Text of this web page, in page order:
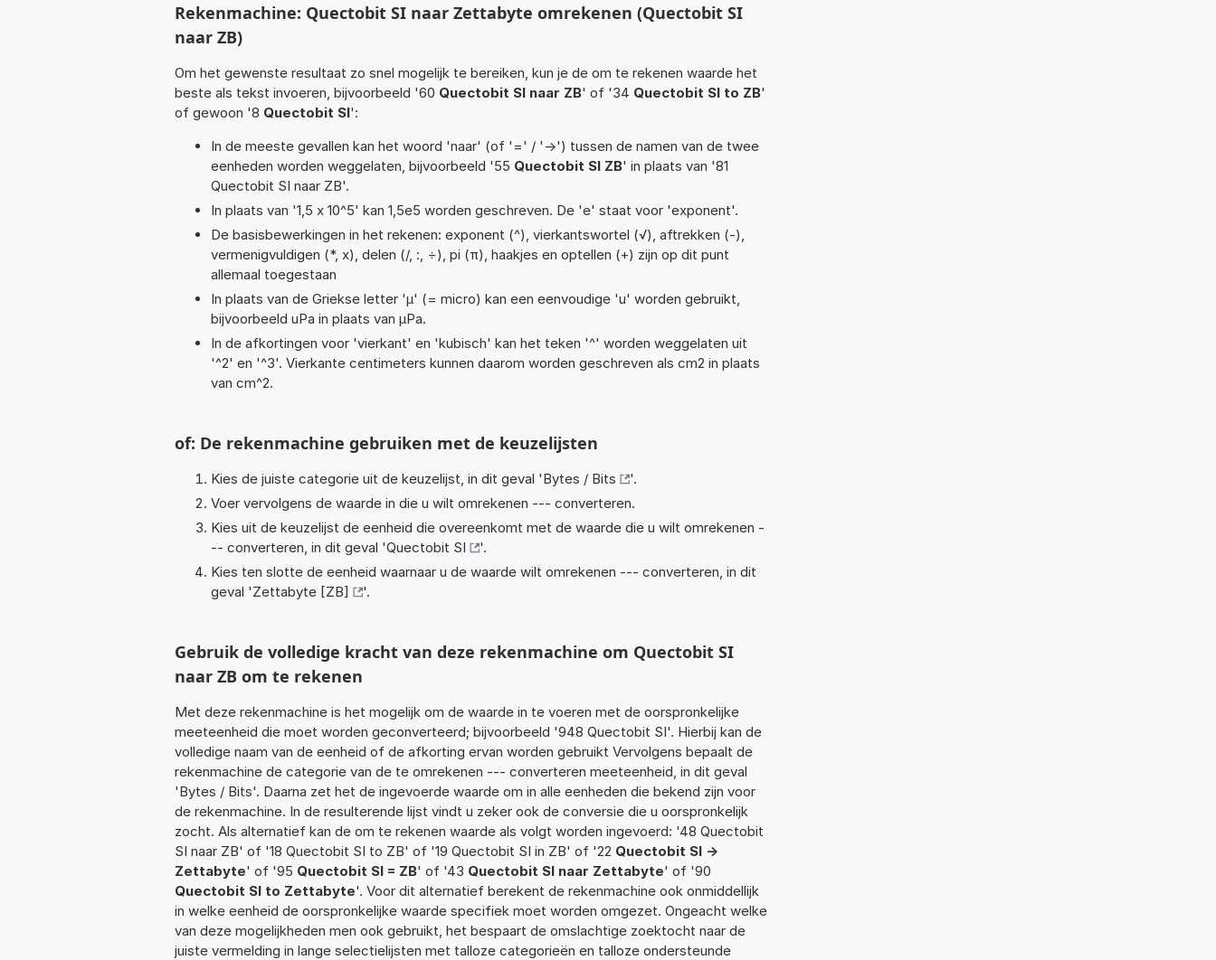
Rekenmachine: Quectobit SI naar Zettabyte omrekenen (Quectobit SI
naar ZB)
Om het gewenste resultaat zo snel mogelijk te bereiken, kun je de om te rekenen waarde het
beste als tekst invoeren, bijvoorbeeld '60 Quectobit SI naar ZB' of '34 Quectobit SI to ZB'
of gewoon '8 Quectobit SI':
In de meeste gevallen kan het woord 'naar' (of '=' / '->') tussen de namen van de twee
eenheden worden weggelaten, bijvoorbeeld '55 Quectobit SI ZB' in plaats van '81
Quectobit SI naar ZB'.
In plaats van '1,5 x 10^5' kan 1,5e5 worden geschreven. De 'e' staat voor 'exponent'.
De basisbewerkingen in het rekenen: exponent (^), vierkantswortel (√), aftrekken (-),
vermenigvuldigen (*, x), delen (/, :, ÷), pi (π), haakjes en optellen (+) zijn op dit punt
allemaal toegestaan
In plaats van de Griekse letter 'µ' (= micro) kan een eenvoudige 'u' worden gebruikt,
bijvoorbeeld uPa in plaats van µPa.
In de afkortingen voor 'vierkant' en 'kubisch' kan het teken '^' worden weggelaten uit
'^2' en '^3'. Vierkante centimeters kunnen daarom worden geschreven als cm2 in plaats
van cm^2.
of: De rekenmachine gebruiken met de keuzelijsten
Kies de juiste categorie uit de keuzelijst, in dit geval 'Bytes / Bits
'.
Voer vervolgens de waarde in die u wilt omrekenen --- converteren.
Kies uit de keuzelijst de eenheid die overeenkomt met de waarde die u wilt omrekenen -
-- converteren, in dit geval 'Quectobit SI
'.
Kies ten slotte de eenheid waarnaar u de waarde wilt omrekenen --- converteren, in dit
geval 'Zettabyte [ZB] '.
Gebruik de volledige kracht van deze rekenmachine om Quectobit SI
naar ZB om te rekenen
Met deze rekenmachine is het mogelijk om de waarde in te voeren met de oorspronkelijke
meeteenheid die moet worden geconverteerd; bijvoorbeeld '948 Quectobit SI'. Hierbij kan de
volledige naam van de eenheid of de afkorting ervan worden gebruikt Vervolgens bepaalt de
rekenmachine de categorie van de te omrekenen --- converteren meeteenheid, in dit geval
'Bytes / Bits'. Daarna zet het de ingevoerde waarde om in alle eenheden die bekend zijn voor
de rekenmachine. In de resulterende lijst vindt u zeker ook de conversie die u oorspronkelijk
zocht. Als alternatief kan de om te rekenen waarde als volgt worden ingevoerd: '48 Quectobit
SI naar ZB' of '18 Quectobit SI to ZB' of '19 Quectobit SI in ZB' of '22 Quectobit SI ->
Zettabyte' of '95 Quectobit SI = ZB' of '43 Quectobit SI naar Zettabyte' of '90
Quectobit SI to Zettabyte'. Voor dit alternatief berekent de rekenmachine ook onmiddellijk
in welke eenheid de oorspronkelijke waarde specifiek moet worden omgezet. Ongeacht welke
van deze mogelijkheden men ook gebruikt, het bespaart de omslachtige zoektocht naar de
juiste vermelding in lange selectielijsten met talloze categorieën en talloze ondersteunde